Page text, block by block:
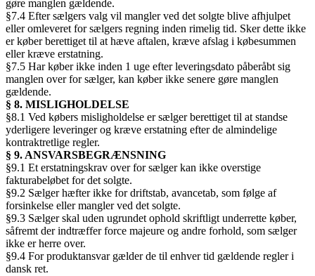
gøre manglen gældende.
§7.4 Efter sælgers valg vil mangler ved det solgte blive afhjulpet
eller omleveret for sælgers regning inden rimelig tid. Sker dette ikke
er køber berettiget til at hæve aftalen, kræve afslag i købesummen
eller kræve erstatning.
§7.5 Har køber ikke inden 1 uge efter leveringsdato påberåbt sig
manglen over for sælger, kan køber ikke senere gøre manglen
gældende.
§ 8. MISLIGHOLDELSE
§8.1 Ved købers misligholdelse er sælger berettiget til at standse
yderligere leveringer og kræve erstatning efter de almindelige
kontraktretlige regler.
§ 9. ANSVARSBEGRÆNSNING
§9.1 Et erstatningskrav over for sælger kan ikke overstige
fakturabeløbet for det solgte.
§9.2 Sælger hæfter ikke for driftstab, avancetab, som følge af
forsinkelse eller mangler ved det solgte.
§9.3 Sælger skal uden ugrundet ophold skriftligt underrette køber,
såfremt der indtræffer force majeure og andre forhold, som sælger
ikke er herre over.
§9.4 For produktansvar gælder de til enhver tid gældende regler i
dansk ret.